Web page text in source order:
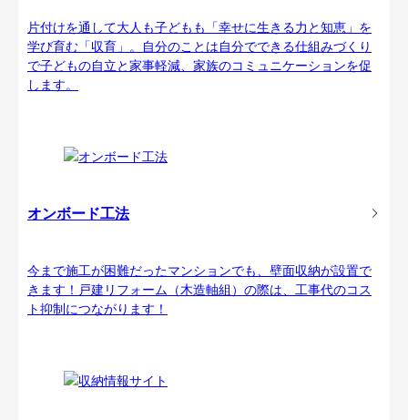
片付けを通して大人も子どもも「幸せに生きる力と知恵」を
学び育む「収育」。自分のことは自分でできる仕組みづくり
で子どもの自立と家事軽減、家族のコミュニケーションを促
します。
オンボード工法
今まで施工が困難だったマンションでも、壁面収納が設置で
きます！戸建リフォーム（木造軸組）の際は、工事代のコス
ト抑制につながります！